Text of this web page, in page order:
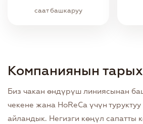
саат башкаруу
Компаниянын
Биз чакан өндүрүш линиясынан
чекене жана HoReCa үчүн
айландык. Негизги көңүл сапатты